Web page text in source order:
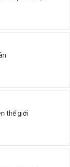
thế giới